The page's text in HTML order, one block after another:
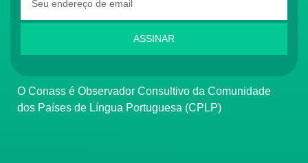
ASSINAR
O Conass é Observador Consultivo da Comunidade
dos Países de Língua Portuguesa (CPLP)